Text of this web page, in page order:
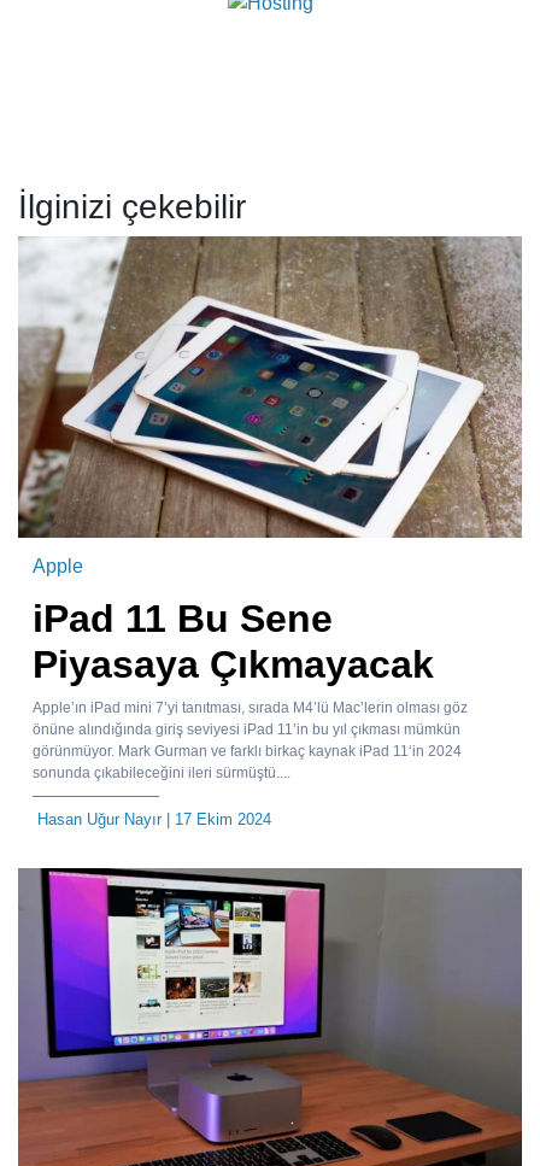
İlginizi çekebilir
Apple
iPad 11 Bu Sene
Piyasaya Çıkmayacak
Apple’ın iPad mini 7’yi tanıtması, sırada M4’lü Mac’lerin olması göz
önüne alındığında giriş seviyesi iPad 11’in bu yıl çıkması mümkün
görünmüyor. Mark Gurman ve farklı birkaç kaynak iPad 11‘in 2024
sonunda çıkabileceğini ileri sürmüştü....
Hasan Uğur Nayır| 17 Ekim 2024